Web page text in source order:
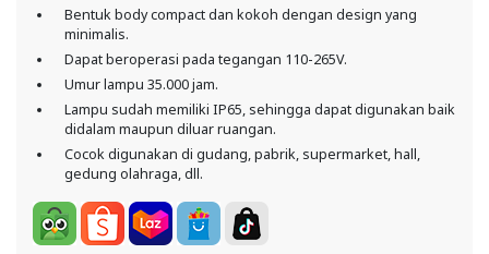
Bentuk body compact dan kokoh dengan design yang
minimalis.
Dapat beroperasi pada tegangan 110-265V.
Umur lampu 35.000 jam.
Lampu sudah memiliki IP65, sehingga dapat digunakan baik
didalam maupun diluar ruangan.
Cocok digunakan di gudang, pabrik, supermarket, hall,
gedung olahraga, dll.